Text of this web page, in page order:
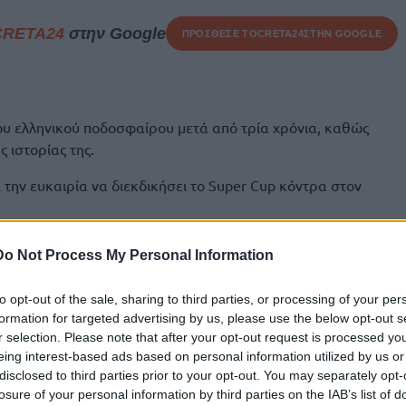
Not Process My Personal Information
opt-out of the sale, sharing to third parties, or processing of your
for targeted advertising by us, please use the below opt-out
selection. Please note that after your opt-out request is processed
interest-based ads based on personal information utilized by us
to third parties prior to your opt-out. You may separately
of your personal information by third parties on the IAB’s list of
στην Google ΠΡΟΣΘΕΣΕ ΤΟCRETA24ΣΤΗΝ GOOGLE
ποδοσφαίρου μετά από τρία χρόνια, καθώς
της.
ευκαιρία να διεκδικήσει το Super Cup κόντρα στον
περασμένη σεζόν και αναμένεται να συνεχιστεί.
του διαγωνισμού για το «πακέτο» των τηλεοπτικών
Ελλάδας για την επόμενη τριετία.
Ολυμπιακός αντιμετώπισε τον ΟΦΗστο
(3-0 οι Πειραιώτες στην παράταση), ενώ η έτερη
του ματς ήταν ο Αύγουστος, πριν τη σέντρα του